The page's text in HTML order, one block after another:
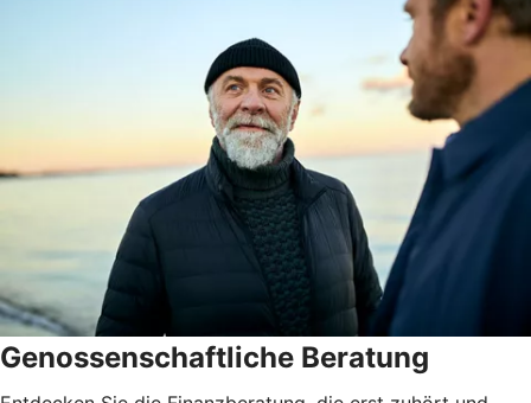
Genossenschaftliche Beratung